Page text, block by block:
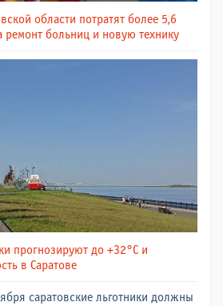
области потратят более 5,6
ремонт больниц и новую технику
прогнозируют до +32°C и
в Саратове
саратовские льготники должны